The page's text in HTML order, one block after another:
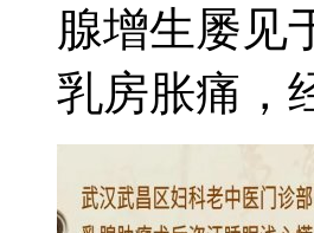
腺增生屡见
乳房胀痛，